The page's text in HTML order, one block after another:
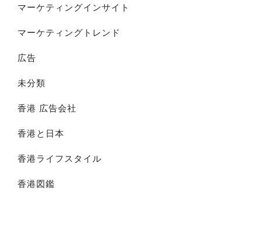
マーケティングインサイト
マーケティングトレンド
広告
未分類
香港 広告会社
香港と日本
香港ライフスタイル
香港図鑑